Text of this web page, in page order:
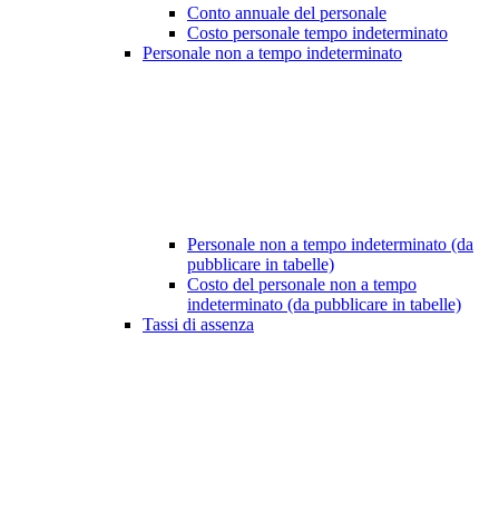
Conto annuale del personale
Costo personale tempo indeterminato
Personale non a tempo indeterminato
Personale non a tempo indeterminato (da
pubblicare in tabelle)
Costo del personale non a tempo
indeterminato (da pubblicare in tabelle)
Tassi di assenza